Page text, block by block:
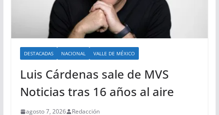
DESTACADAS NACIONAL VALLE DE MÉXICO
Luis Cárdenas sale de MVS
Noticias tras 16 años al aire
agosto 7, 2026 Redacción